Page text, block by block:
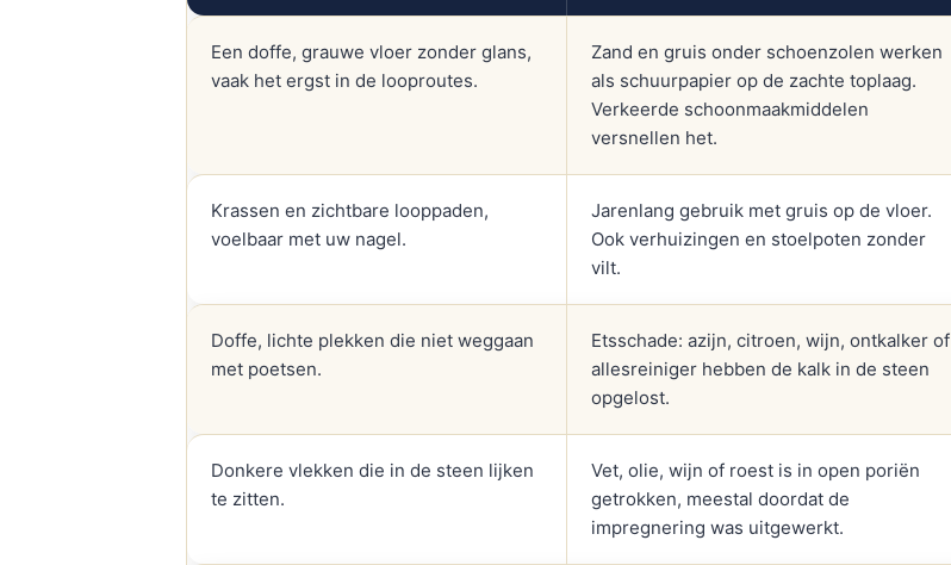
Een doffe, grauwe vloer zonder glans,
vaak het ergst in de looproutes.
Zand en gruis onder schoenzolen werken
als schuurpapier op de zachte toplaag.
Verkeerde schoonmaakmiddelen
versnellen het.
Krassen en zichtbare looppaden,
voelbaar met uw nagel.
Jarenlang gebruik met gruis op de vloer.
Ook verhuizingen en stoelpoten zonder
vilt.
Doffe, lichte plekken die niet weggaan
met poetsen.
Etsschade: azijn, citroen, wijn, ontkalker of
allesreiniger hebben de kalk in de steen
opgelost.
Donkere vlekken die in de steen lijken
te zitten.
Vet, olie, wijn of roest is in open poriën
getrokken, meestal doordat de
impregnering was uitgewerkt.